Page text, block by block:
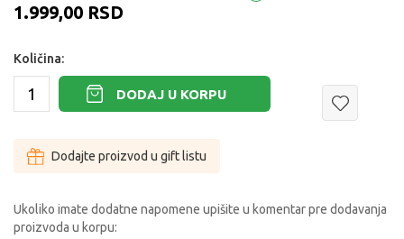
1.999,00 RSD
Količina:
DODAJ U KORPU
Dodajte proizvod u gift listu
Ukoliko imate dodatne napomene upišite u komentar pre dodavanja
proizvoda u korpu: